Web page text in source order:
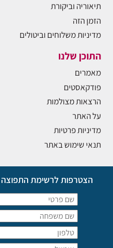
תיאוריה וביקורת
הזמן הזה
מדיניות משלוחים וביטולים
התוכן שלנו
מאמרים
פודקאסטים
הרצאות מצולמות
על האתר
מדיניות פרטיות
תנאי שימוש באתר
הצטרפות לרשימת התפוצה